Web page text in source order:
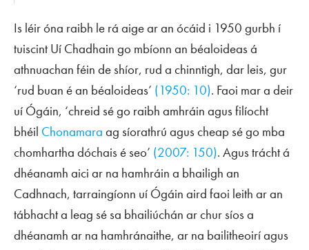
Is léir óna raibh le rá aige ar an ócáid i 1950 gurbh í
tuiscint Uí Chadhain go mbíonn an béaloideas á
athnuachan féin de shíor, rud a chinntigh, dar leis, gur
‘rud buan é an béaloideas’ (1950: 10). Faoi mar a deir
uí Ógáin, ‘chreid sé go raibh amhráin agus filíocht
bhéil Chonamara ag síorathrú agus cheap sé go mba
chomhartha dóchais é seo’ (2007: 150). Agus trácht á
dhéanamh aici ar na hamhráin a bhailigh an
Cadhnach, tarraingíonn uí Ógáin aird faoi leith ar an
tábhacht a leag sé sa bhailiúchán ar chur síos a
dhéanamh ar na hamhránaithe, ar na bailitheoirí agus